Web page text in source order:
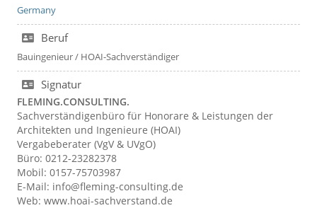
Germany
Beruf
Bauingenieur / HOAI-Sachverständiger
Signatur
FLEMING.CONSULTING.
Sachverständigenbüro für Honorare & Leistungen der
Architekten und Ingenieure (HOAI)
Vergabeberater (VgV & UVgO)
Büro: 0212-23282378
Mobil: 0157-75703987
E-Mail: info@fleming-consulting.de
Web: www.hoai-sachverstand.de